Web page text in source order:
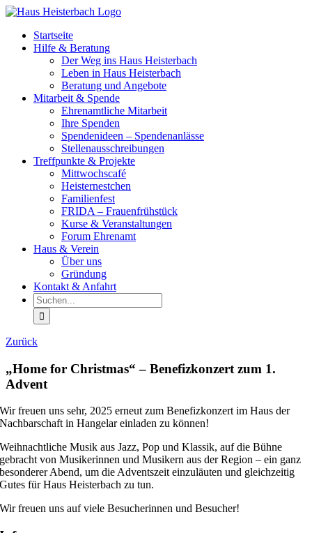
Zum
springenStartseite
Hilfe & Beratung
Der Weg ins Haus Heisterbach
Leben in Haus Heisterbach
Beratung und Angebote
Mitarbeit & Spende
Ehrenamtliche Mitarbeit
Ihre Spenden
Spendenideen – Spendenanlässe
Stellenausschreibungen
Treffpunkte & Projekte
Mittwochscafé
Heisternestchen
Familienfest
FRIDA – Frauenfrühstück
Kurse & Veranstaltungen
Forum Ehrenamt
Haus & Verein
Über uns
Gründung
Kontakt & Anfahrt
Suche
nach:
Zurück
„Home for Christmas“ – Benefizkonzert zum 1.
Advent
Wir freuen uns sehr, 2025 erneut zum Benefizkonzert im Haus der
Nachbarschaft in Hangelar einladen zu können!
Weihnachtliche Musik aus Jazz, Pop und Klassik, auf die Bühne
gebracht von Musikerinnen und Musikern aus der Region – ein ganz
besonderer Abend, um die Adventszeit einzuläuten und gleichzeitig
Gutes für Haus Heisterbach zu tun.
Wir freuen uns auf viele Besucherinnen und Besucher!